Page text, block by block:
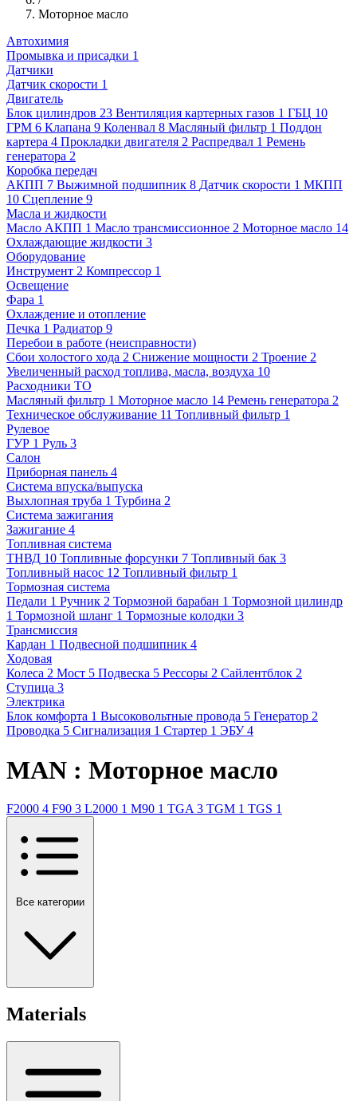
Моторное масло
Автохимия
Промывка и присадки 1
Датчики
Датчик скорости 1
Двигатель
Блок цилиндров 23 Вентиляция картерных газов 1 ГБЦ 10
ГРМ 6 Клапана 9 Коленвал 8 Масляный фильтр 1 Поддон
картера 4 Прокладки двигателя 2 Распредвал 1 Ремень
генератора 2
Коробка передач
АКПП 7 Выжимной подшипник 8 Датчик скорости 1 МКПП
10 Сцепление 9
Масла и жидкости
Масло АКПП 1 Масло трансмиссионное 2 Моторное масло 14
Охлаждающие жидкости 3
Оборудование
Инструмент 2 Компрессор 1
Освещение
Фара 1
Охлаждение и отопление
Печка 1 Радиатор 9
Перебои в работе (неисправности)
Сбои холостого хода 2 Снижение мощности 2 Троение 2
Увеличенный расход топлива, масла, воздуха 10
Расходники ТО
Масляный фильтр 1 Моторное масло 14 Ремень генератора 2
Техническое обслуживание 11 Топливный фильтр 1
Рулевое
ГУР 1 Руль 3
Салон
Приборная панель 4
Система впуска/выпуска
Выхлопная труба 1 Турбина 2
Система зажигания
Зажигание 4
Топливная система
ТНВД 10 Топливные форсунки 7 Топливный бак 3
Топливный насос 12 Топливный фильтр 1
Тормозная система
Педали 1 Ручник 2 Тормозной барабан 1 Тормозной цилиндр
1 Тормозной шланг 1 Тормозные колодки 3
Трансмиссия
Кардан 1 Подвесной подшипник 4
Ходовая
Колеса 2 Мост 5 Подвеска 5 Рессоры 2 Сайлентблок 2
Ступица 3
Электрика
Блок комфорта 1 Высоковольтные провода 5 Генератор 2
Проводка 5 Сигнализация 1 Стартер 1 ЭБУ 4
MAN : Моторное масло
F2000 4 F90 3 L2000 1 M90 1 TGA 3 TGM 1 TGS 1
Все категории
Materials